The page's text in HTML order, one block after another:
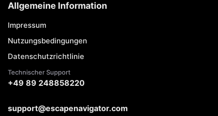
Allgemeine Information
Impressum
Nutzungsbedingungen
Datenschutzrichtlinie
Technischer Support
+49 89 248858220
support@escapenavigator.com